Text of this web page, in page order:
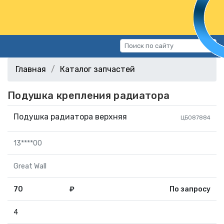
Каталог запчастей
Подбор запчастей
г.Волгоград, ул.Казахская, 11
+7 (906) 172-16-31
г.Волгоград, ул. Рокоссовского,
+7 (961) 682-84-90
Главная Каталог запчастей
Подушка крепления радиатора
Подушка радиатора верхняя ЦБ087884
13****00
Great Wall
70 ₽ По запросу
4